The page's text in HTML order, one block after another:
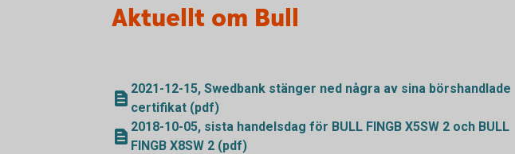
Aktuellt om Bull
2021-12-15, Swedbank stänger ned några av sina börshandlade
certifikat (pdf)
2018-10-05, sista handelsdag för BULL FINGB X5SW 2 och BULL
FINGB X8SW 2 (pdf)